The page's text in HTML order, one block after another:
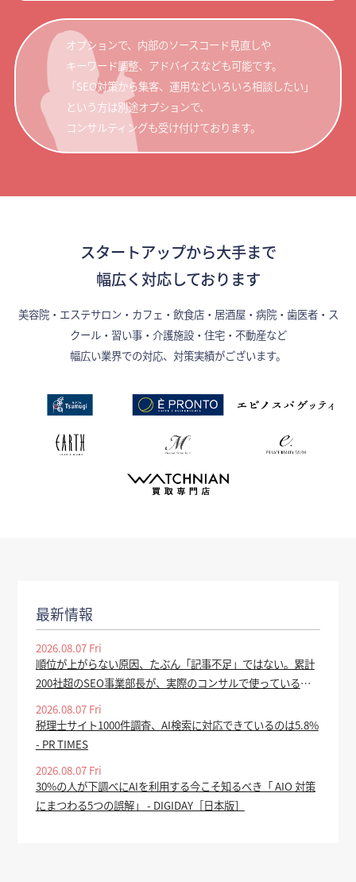
オプションで、内部のソースコード見直しや
キーワード調整、アドバイスなども可能です。
「SEO対策から集客、運用などいろいろ相談したい」
という方は別途オプションで、
コンサルティングも受け付けております。
スタートアップから大手まで
幅広く対応しております
美容院・エステサロン・カフェ・飲食店・居酒屋・病院・歯医者・ス
クール・習い事・介護施設・住宅・不動産など
幅広い業界での対応、対策実績がございます。
最新情報
2026.08.07 Fri
順位が上がらない原因、たぶん「記事不足」ではない。累計
200社超のSEO事業部長が、実際のコンサルで使っている全
手順を公開 - valuepress
2026.08.07 Fri
税理士サイト1000件調査、AI検索に対応できているのは5.8%
- PR TIMES
2026.08.07 Fri
30%の人が下調べにAIを利用する今こそ知るべき「 AIO 対策
にまつわる5つの誤解」 - DIGIDAY［日本版］